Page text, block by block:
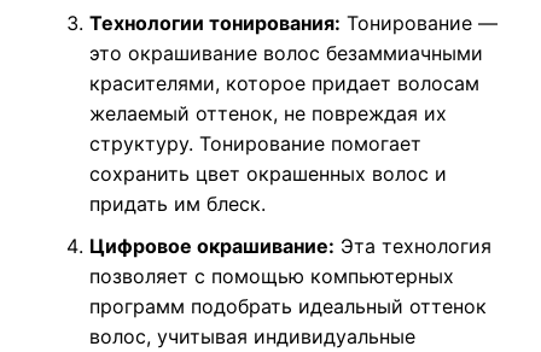
Технологии тонирования: Тонирование —
это окрашивание волос безаммиачными
красителями, которое придает волосам
желаемый оттенок, не повреждая их
структуру. Тонирование помогает
сохранить цвет окрашенных волос и
придать им блеск.
Цифровое окрашивание: Эта технология
позволяет с помощью компьютерных
программ подобрать идеальный оттенок
волос, учитывая индивидуальные